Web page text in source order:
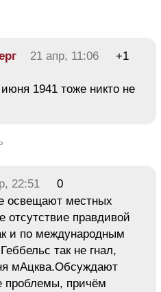
21 апр, 11:06 +1
1941 тоже никто не
22:51
0
освещают местных
отсутствие правдивой
и по международным
так не гнал,
мАцква.Обсуждают
проблемы, причём